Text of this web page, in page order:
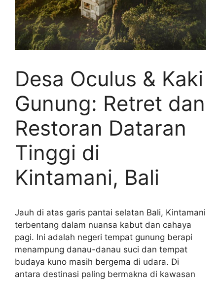
Desa Oculus & Kaki
Gunung: Retret dan
Restoran Dataran
Tinggi di
Kintamani, Bali
Jauh di atas garis pantai selatan Bali, Kintamani
terbentang dalam nuansa kabut dan cahaya
pagi. Ini adalah negeri tempat gunung berapi
menampung danau-danau suci dan tempat
budaya kuno masih bergema di udara. Di
antara destinasi paling bermakna di kawasan